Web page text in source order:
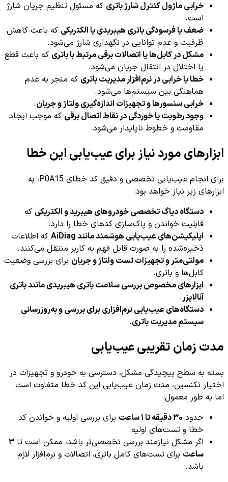
خرابی ماژول کنترل شارژ باتری که مسئول تنظیم جریان شارژ
است.
ضعف یا فرسودگی باتری هیبریدی یا الکتریکی که باعث کاهش
ظرفیت و عدم توانایی در نگهداری شارژ می‌شود.
مشکل در کابل‌ها یا اتصالات برقی مرتبط با باتری که باعث قطع
یا اختلال در انتقال جریان می‌شود.
خطا یا خرابی در نرم‌افزار مدیریت باتری که منجر به عدم
هماهنگی بین سیستم‌ها می‌شود.
خرابی سنسورها و تجهیزات اندازه‌گیری ولتاژ و جریان.
وجود رطوبت یا خوردگی در نقاط اتصال برقی که موجب ایجاد
مقاومت و خطوط ناپایدار می‌شود.
ابزارهای مورد نیاز برای عیب‌یابی این خطا
برای انجام عیب‌یابی تخصصی و دقیق کد خطای P0A15، به
ابزارهای زیر نیاز خواهد بود:
دستگاه دیاگ تخصصی خودروهای هیبرید و الکتریکی که
قابلیت خواندن و پاک‌سازی کدهای خطا را دارد.
اپلیکیشن‌های عیب‌یابی هوشمند مانند AiDiag
که اطلاعات
ذخیره‌شده را به صورت قابل فهم به کاربر منتقل می‌کنند.
مولتی‌متر و تجهیزات تست ولتاژ و جریان برای بررسی وضعیت
کابل‌ها و باتری.
ابزارهای مخصوص بررسی سلامت باتری هیبریدی مانند باتری
آنالایزر.
دستگاه‌های عیب‌یابی نرم‌افزاری برای بررسی و به‌روزرسانی
سیستم مدیریت باتری.
مدت زمان تقریبی عیب‌یابی
بسته به سطح پیچیدگی مشکل، دسترسی به خودرو و تجهیزات در
اختیار تکنسین، مدت زمان عیب‌یابی این کد خطا متفاوت است
اما به طور معمول:
حدود ۳۰ دقیقه تا ۱ ساعت
برای بررسی اولیه و خواندن کد
خطا و تست‌های اولیه.
اگر مشکل نیازمند بررسی تخصصی‌تر باشد، ممکن است تا ۳
ساعت برای تست‌های کامل باتری، اتصالات و نرم‌افزار لازم
باشد.